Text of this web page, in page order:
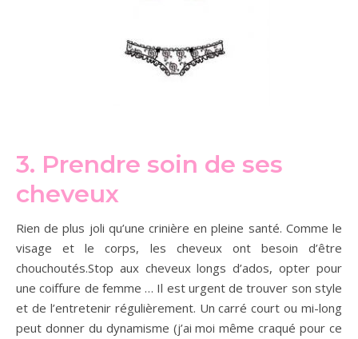
3. Prendre soin de ses
cheveux
Rien de plus joli qu’une crinière en pleine santé. Comme le
visage et le corps, les cheveux ont besoin d’être
chouchoutés.Stop aux cheveux longs d’ados, opter pour
une coiffure de femme … Il est urgent de trouver son style
et de l’entretenir régulièrement. Un carré court ou mi-long
peut donner du dynamisme (j’ai moi même craqué pour ce